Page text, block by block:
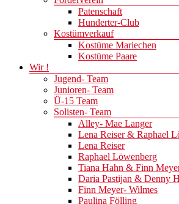
Patenschaft
Hunderter-Club
Kostümverkauf
Kostüme Mariechen
Kostüme Paare
Wir !
Jugend- Team
Junioren- Team
Ü-15 Team
Solisten- Team
Alley- Mae Langer
Lena Reiser & Raphael
Lena Reiser
Raphael Löwenberg
Tiana Hahn & Finn
Daria Pastijan & Denny
Finn Meyer- Wilmes
Paulina Fölling